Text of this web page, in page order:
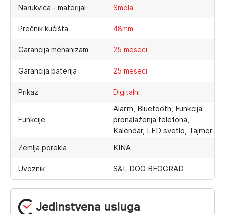
Jedinstvena usluga
Narukvica - materijal Smola
Prečnik kućišta 48mm
Garancija mehanizam 25 meseci
Garancija baterija 25 meseci
Prikaz Digitalni
Funkcije
Alarm, Bluetooth, Funkcija
pronalaženja telefona,
Kalendar, LED svetlo, Tajmer
Zemlja porekla KINA
Uvoznik S&L DOO BEOGRAD